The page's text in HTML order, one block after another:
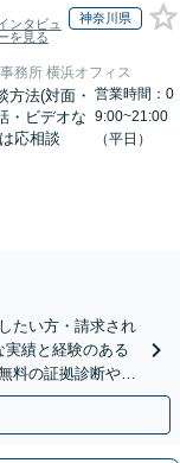
ンタビュ
を見る
神奈川県
務所 横浜オフィス
方法(対面・
・ビデオな
応相談
営業時間：0
9:00~21:00
（平日）
たい方・請求され
績と経験のある
料の証拠診断や着
さい。